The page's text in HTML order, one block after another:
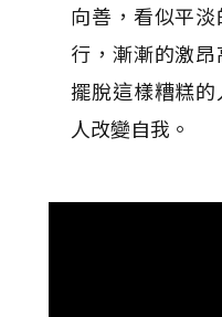
向善，看似平
行，漸漸的激
擺脫這樣糟糕
人改變自我。